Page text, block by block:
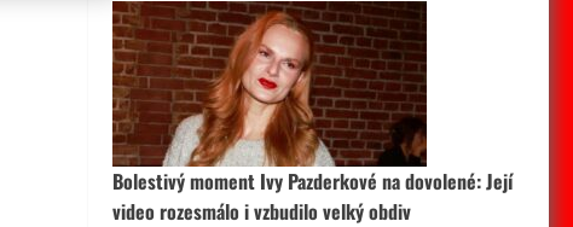
Bolestivý moment Ivy Pazderkové na dovolené: Její
video rozesmálo i vzbudilo velký obdiv